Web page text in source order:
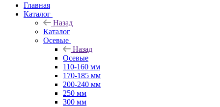
Главная
Каталог
Назад
Каталог
Осевые
Назад
Осевые
110-160 мм
170-185 мм
200-240 мм
250 мм
300 мм